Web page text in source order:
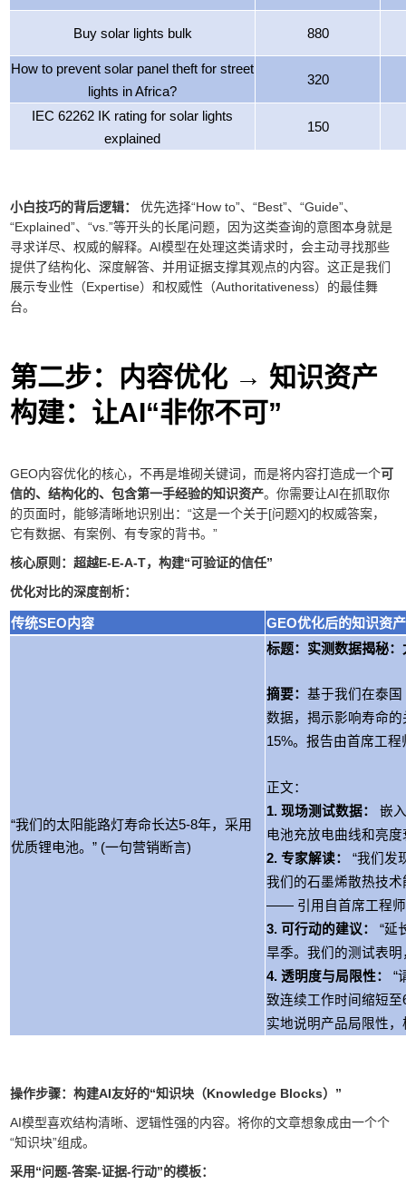
Buy solar lights bulk 880
How to prevent solar panel theft for street
lights in Africa?
320
IEC 62262 IK rating for solar lights
explained
150
小白技巧的背后逻辑：
优先选择“How to”、“Best”、“Guide”、
“Explained”、“vs.”等开头的长尾问题，因为这类查询的意图本身就是
寻求详尽、权威的解释。AI模型在处理这类请求时，会主动寻找那些
提供了结构化、深度解答、并用证据支撑其观点的内容。这正是我们
展示专业性（Expertise）和权威性（Authoritativeness）的最佳舞
台。
第二步：内容优化 → 知识资产
构建：让AI“非你不可”
GEO内容优化的核心，不再是堆砌关键词，而是将内容打造成一个可
信的、结构化的、包含第一手经验的知识资产。你需要让AI在抓取你
的页面时，能够清晰地识别出：“这是一个关于[问题X]的权威答案，
它有数据、有案例、有专家的背书。”
核心原则：超越E-E-A-T，构建“可验证的信任”
优化对比的深度剖析：
传统SEO内容 GEO优化后的知识资产
“我们的太阳能路灯寿命长达5-8年，采用
优质锂电池。” (一句营销断言)
标题：实测数据揭秘
摘要：基于我们在泰
数据，揭示影响寿命
15%。报告由首席工
正文：
1. 现场测试数据：嵌
电池充放电曲线和亮
2. 专家解读：
“我们发
我们的石墨烯散热技
—— 引用自首席工程师
3. 可行动的建议：
“延
旱季。我们的测试表
4. 透明度与局限性：“
致连续工作时间缩短
实地说明产品局限性
操作步骤：构建AI友好的“知识块（Knowledge Blocks）”
AI模型喜欢结构清晰、逻辑性强的内容。将你的文章想象成由一个个
“知识块”组成。
采用“问题-答案-证据-行动”的模板：